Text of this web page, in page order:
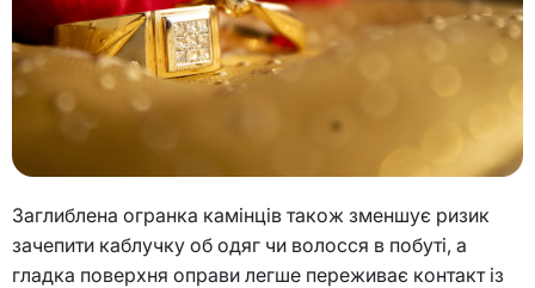
Заглиблена огранка камінців також зменшує ризик
зачепити каблучку об одяг чи волосся в побуті, а
гладка поверхня оправи легше переживає контакт із